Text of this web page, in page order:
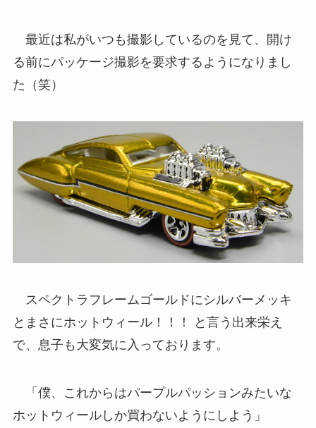
最近は私がいつも撮影しているのを見て、開け
る前にパッケージ撮影を要求するようになりまし
た（笑）
スペクトラフレームゴールドにシルバーメッキ
とまさにホットウィール！！！ と言う出来栄え
で、息子も大変気に入っております。
「僕、これからはパープルパッションみたいな
ホットウィールしか買わないようにしよう」